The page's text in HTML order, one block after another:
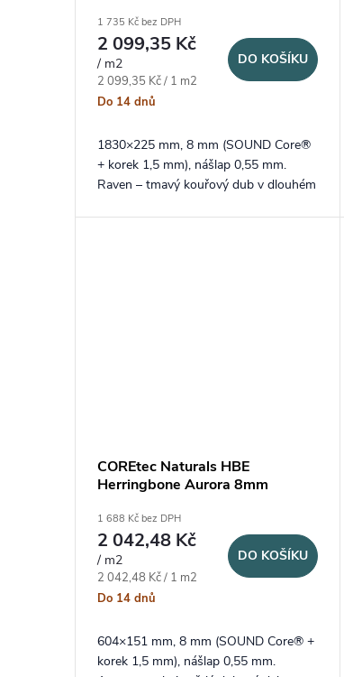
1 735 Kč bez DPH
2 099,35 Kč
/ m2
Měrná cena:
2 099,35 Kč / 1 m2
Do 14 dnů
DO KOŠÍKU
1830×225 mm, 8 mm (SOUND Core®
+ korek 1,5 mm), nášlap 0,55 mm.
Raven – tmavý kouřový dub v dlouhém
COREtec Naturals HBE
Herringbone Aurora 8mm
1 688 Kč bez DPH
2 042,48 Kč
/ m2
Měrná cena:
2 042,48 Kč / 1 m2
Do 14 dnů
DO KOŠÍKU
604×151 mm, 8 mm (SOUND Core® +
korek 1,5 mm), nášlap 0,55 mm.